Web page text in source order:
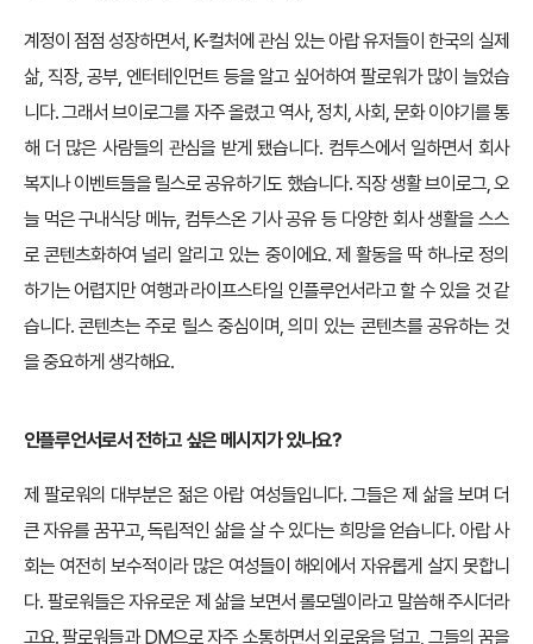
계정이 점점 성장하면서, K-컬처에 관심 있는 아랍 유저들이 한국의 실제
삶, 직장, 공부, 엔터테인먼트 등을 알고 싶어하여 팔로워가 많이 늘었습
니다. 그래서 브이로그를 자주 올렸고 역사, 정치, 사회, 문화 이야기를 통
해 더 많은 사람들의 관심을 받게 됐습니다. 컴투스에서 일하면서 회사
복지나 이벤트들을 릴스로 공유하기도 했습니다. 직장 생활 브이로그, 오
늘 먹은 구내식당 메뉴, 컴투스온 기사 공유 등 다양한 회사 생활을 스스
로 콘텐츠화하여 널리 알리고 있는 중이에요. 제 활동을 딱 하나로 정의
하기는 어렵지만 여행과 라이프스타일 인플루언서라고 할 수 있을 것 같
습니다. 콘텐츠는 주로 릴스 중심이며, 의미 있는 콘텐츠를 공유하는 것
을 중요하게 생각해요.
인플루언서로서 전하고 싶은 메시지가 있나요?
제 팔로워의 대부분은 젊은 아랍 여성들입니다. 그들은 제 삶을 보며 더
큰 자유를 꿈꾸고, 독립적인 삶을 살 수 있다는 희망을 얻습니다. 아랍 사
회는 여전히 보수적이라 많은 여성들이 해외에서 자유롭게 살지 못합니
다. 팔로워들은 자유로운 제 삶을 보면서 롤모델이라고 말씀해 주시더라
고요. 팔로워들과 DM으로 자주 소통하면서 외로움을 덜고, 그들의 꿈을